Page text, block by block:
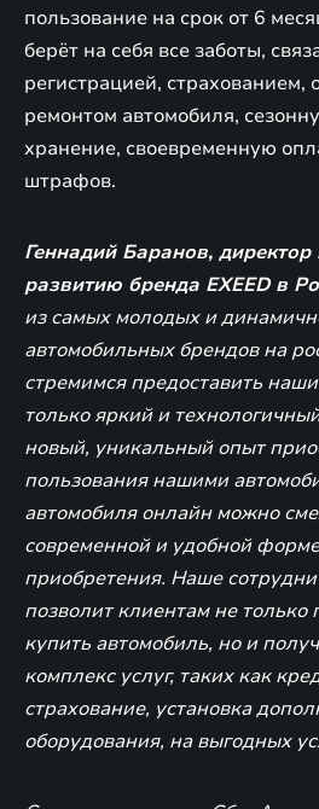
пользование на срок от 6
берёт на себя все заботы,
регистрацией, страхованием,
ремонтом автомобиля,
хранение, своевременную
штрафов.
Геннадий Баранов,
развитию бренда EXEED в
из самых молодых и
автомобильных брендов на
стремимся предоставить
только яркий и
новый, уникальный опыт
пользования нашими
автомобиля онлайн можно
современной и удобной
приобретения. Наше
позволит клиентам не только
купить автомобиль, но и
комплекс услуг, таких как
страхование, установка
оборудования, на выгодных